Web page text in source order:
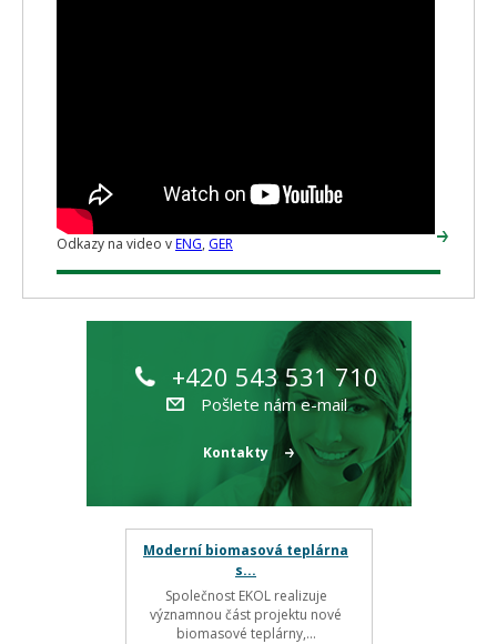
Odkazy na video vENG, GER
+420 543 531 710
Pošlete nám e-mail
Kontakty
Moderní biomasová teplárna
s...
Společnost EKOL realizuje
významnou část projektu nové
biomasové teplárny,...